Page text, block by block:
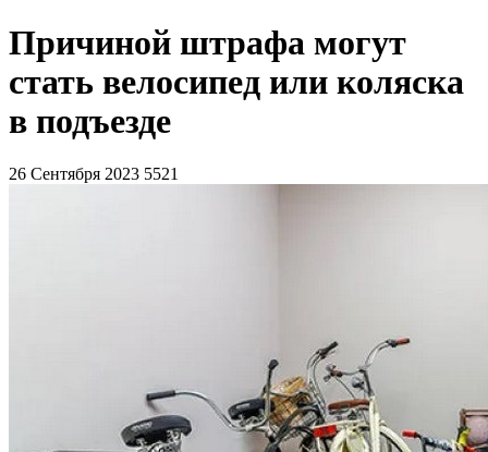
Причиной штрафа могут
стать велосипед или коляска
в подъезде
26 Сентября 2023 5521